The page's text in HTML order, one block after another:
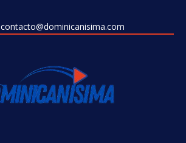
contacto@dominicanisima.com